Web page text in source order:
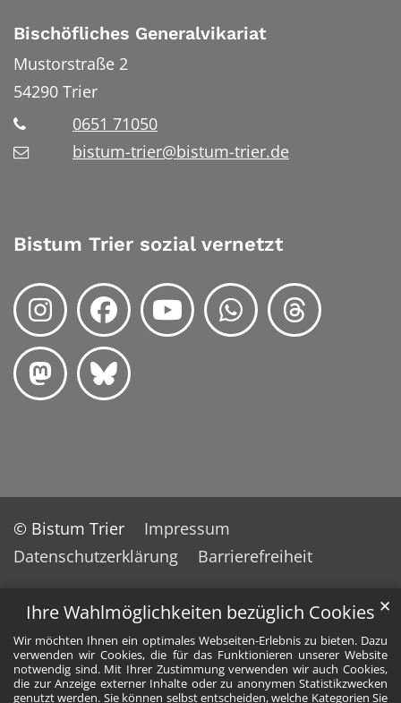
Ihre Wahlmöglichkeiten bezüglich Cookies
Wir möchten Ihnen ein optimales Webseiten-Erlebnis zu bieten. Dazu
verwenden wir Cookies, die für das Funktionieren unserer Website
notwendig sind. Mit Ihrer Zustimmung verwenden wir auch Cookies,
die zur Anzeige externer Inhalte oder zu anonymen Statistikzwecken
genutzt werden. Sie können selbst entscheiden, welche Kategorien Sie
✕
Bischöfliches Generalvikariat
Mustorstraße 2
54290 Trier
0651 71050
bistum-trier@bistum-trier.de
Bistum Trier sozial vernetzt
© Bistum Trier
Impressum
Datenschutzerklärung
Barrierefreiheit